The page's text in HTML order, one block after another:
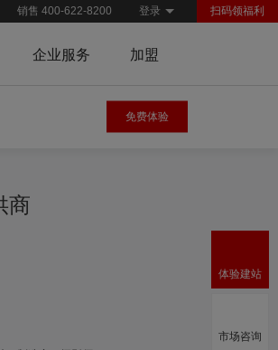
扫码领福利
登录
销售 400-622-8200
企业服务 加盟
免费体验
供商
体验建站
市场咨询